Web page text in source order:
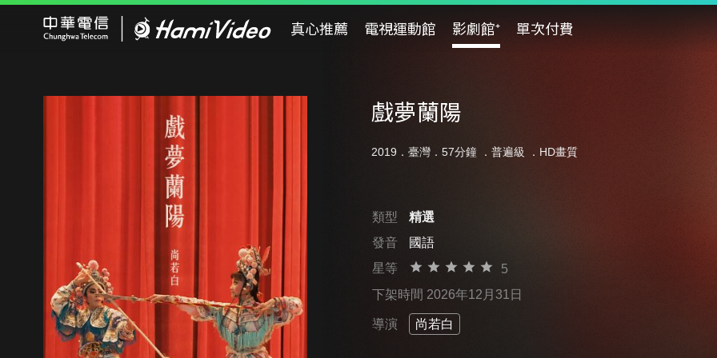
真心推薦 電視運動館 影劇館⁺ 單次付費
戲夢蘭陽
2019．臺灣．57分鐘 ． 普遍級 ．HD畫質
類型
精選
發音
國語
星等
5
下架時間 2026年12月31日
導演 尚若白